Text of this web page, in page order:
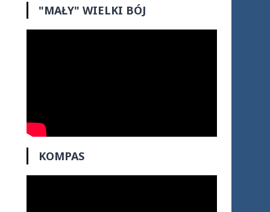
"MAŁY" WIELKI BÓJ
KOMPAS